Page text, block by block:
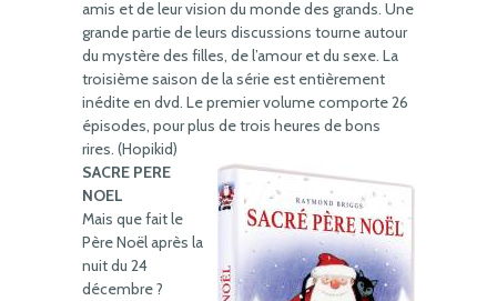
amis et de leur vision du monde des grands. Une
grande partie de leurs discussions tourne autour
du mystère des filles, de l’amour et du sexe. La
troisième saison de la série est entièrement
inédite en dvd. Le premier volume comporte 26
épisodes, pour plus de trois heures de bons
rires. (Hopikid)
SACRE PERE
NOEL
Mais que fait le
Père Noël après la
nuit du 24
décembre ?